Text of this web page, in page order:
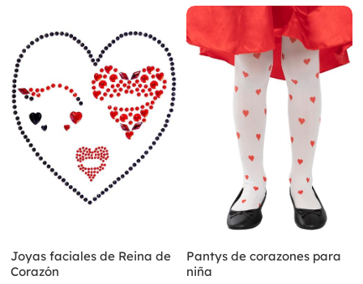
Joyas faciales de Reina de
Corazón
Pantys de corazones para
niña